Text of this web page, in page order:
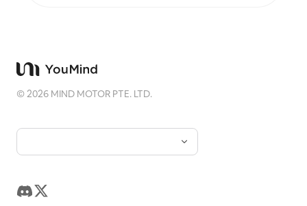
©2026 MIND MOTOR PTE. LTD.